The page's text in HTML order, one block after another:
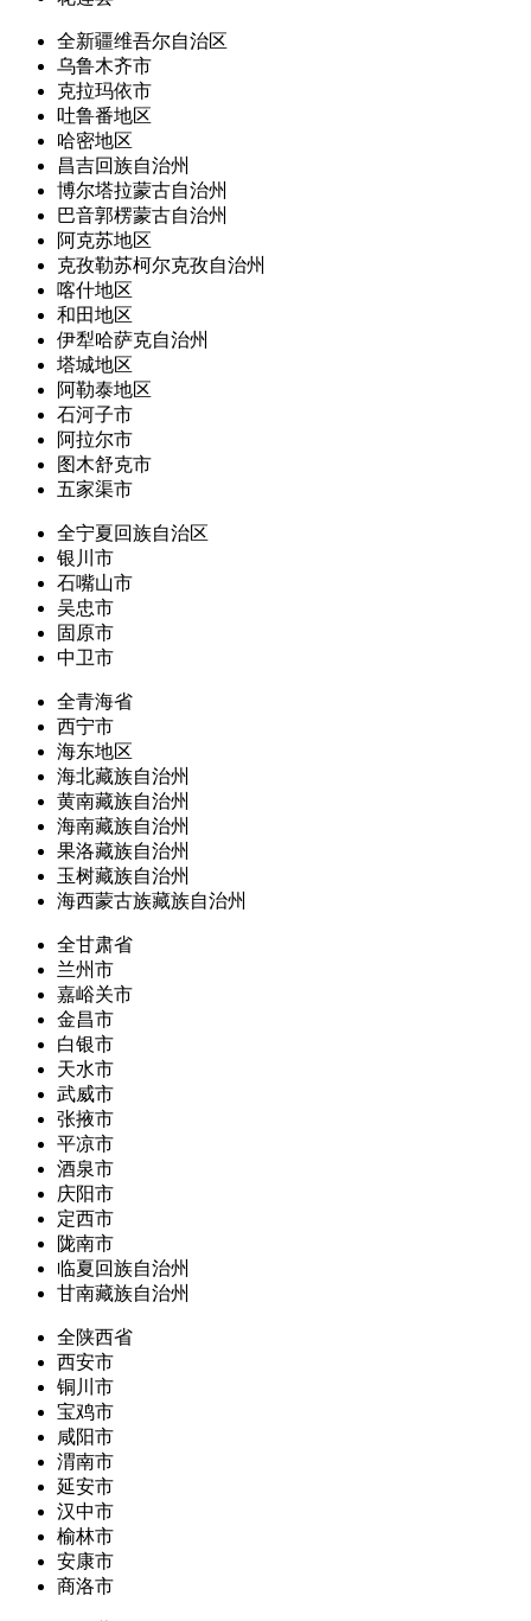
全新疆维吾尔自治区
乌鲁木齐市
克拉玛依市
吐鲁番地区
哈密地区
昌吉回族自治州
博尔塔拉蒙古自治州
巴音郭楞蒙古自治州
阿克苏地区
克孜勒苏柯尔克孜自治州
喀什地区
和田地区
伊犁哈萨克自治州
塔城地区
阿勒泰地区
石河子市
阿拉尔市
图木舒克市
五家渠市
全宁夏回族自治区
银川市
石嘴山市
吴忠市
固原市
中卫市
全青海省
西宁市
海东地区
海北藏族自治州
黄南藏族自治州
海南藏族自治州
果洛藏族自治州
玉树藏族自治州
海西蒙古族藏族自治州
全甘肃省
兰州市
嘉峪关市
金昌市
白银市
天水市
武威市
张掖市
平凉市
酒泉市
庆阳市
定西市
陇南市
临夏回族自治州
甘南藏族自治州
全陕西省
西安市
铜川市
宝鸡市
咸阳市
渭南市
延安市
汉中市
榆林市
安康市
商洛市